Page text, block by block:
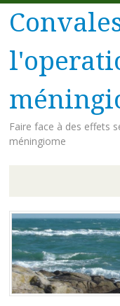
Faire face à des effets
méningiome
Aller
au
contenu
principal